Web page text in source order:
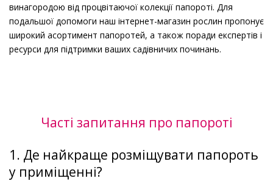
винагородою від процвітаючої колекції папороті. Для
подальшої допомоги наш інтернет-магазин рослин пропонує
широкий асортимент папоротей, а також поради експертів і
ресурси для підтримки ваших садівничих починань.
Часті запитання про папороті
1. Де найкраще розміщувати папороть
у приміщенні?